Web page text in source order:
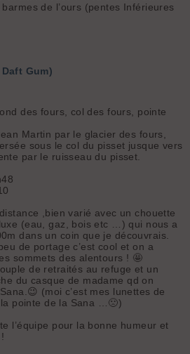
de l’ours (pentes Inférieures
Gum)
des fours, col des fours, pointe
Martin par le glacier des fours,
sous le col du pisset jusque vers
par le ruisseau du pisset.
,bien varié avec un chouette
(eau, gaz, bois etc …) qui nous a
dans un coin que je découvrais.
de portage c’est cool et on a
sommets des alentours ! 🤩
de retraités au refuge et un
du casque de madame qd on
(moi c’est mes lunettes de
pointe de la Sana …🙁)
l’équipe pour la bonne humeur et